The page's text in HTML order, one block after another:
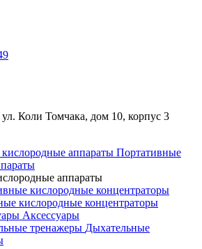
ул. Коли Томчака, дом 10, корпус 3
Портативные
аппараты
кислородные концентраторы
Аксессуары
Дыхательные